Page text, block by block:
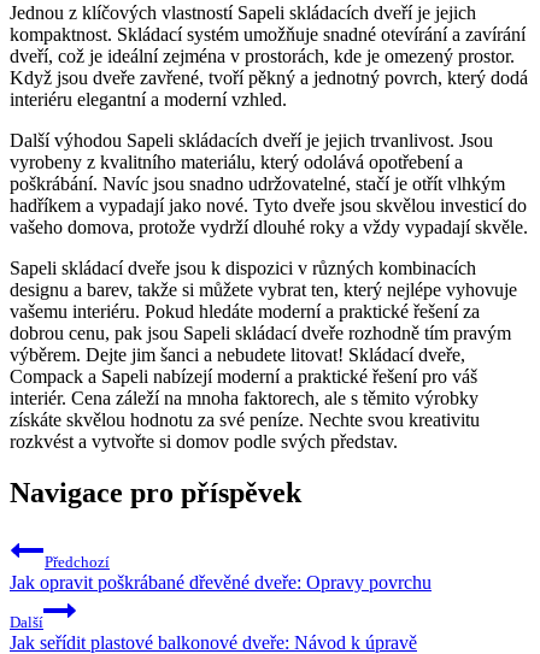
Jednou z klíčových vlastností Sapeli skládacích dveří je jejich
kompaktnost. Skládací systém umožňuje snadné otevírání a zavírání
dveří, což je ideální zejména v prostorách, kde je omezený prostor.
Když jsou dveře zavřené, tvoří pěkný a jednotný povrch, který dodá
interiéru elegantní a moderní vzhled.
Další výhodou Sapeli skládacích dveří je jejich trvanlivost. Jsou
vyrobeny z kvalitního materiálu, který odolává opotřebení a
poškrábání. Navíc jsou snadno udržovatelné, stačí je otřít vlhkým
hadříkem a vypadají jako nové. Tyto dveře jsou skvělou investicí do
vašeho domova, protože vydrží dlouhé roky a vždy vypadají skvěle.
Sapeli skládací dveře jsou k dispozici v různých kombinacích
designu a barev, takže si můžete vybrat ten, který nejlépe vyhovuje
vašemu interiéru. Pokud hledáte moderní a praktické řešení za
dobrou cenu, pak jsou Sapeli skládací dveře rozhodně tím pravým
výběrem. Dejte jim šanci a nebudete litovat! Skládací dveře,
Compack a Sapeli nabízejí moderní a praktické řešení pro váš
interiér. Cena záleží na mnoha faktorech, ale s těmito výrobky
získáte skvělou hodnotu za své peníze. Nechte svou kreativitu
rozkvést a vytvořte si domov podle svých představ.
Navigace pro příspěvek
Předchozí
Jak opravit poškrábané dřevěné dveře: Opravy povrchu
Další
Jak seřídit plastové balkonové dveře: Návod k úpravě